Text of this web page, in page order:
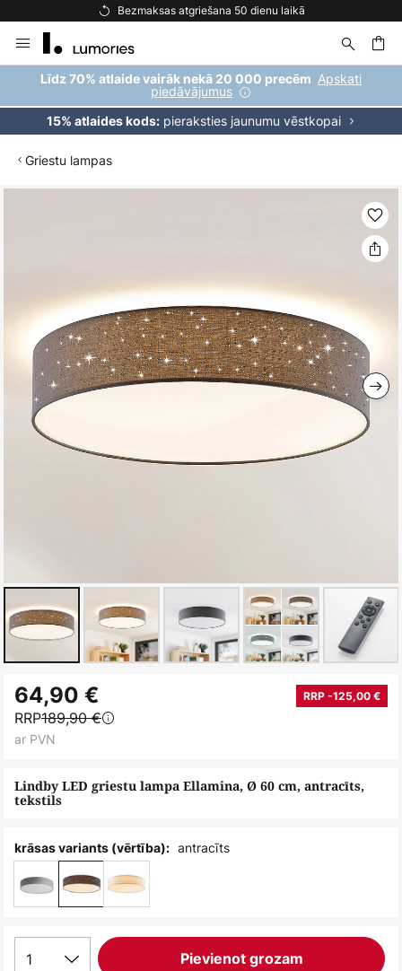
Bezmaksas atgriešana 50 dienu laikā
to
Content
Līdz 70% atlaide vairāk nekā 20 000 precēm Apskati
piedāvājumus
15% atlaides kods:pieraksties jaunumu vēstkopai
Griestu lampas
uz
galerijas
sākumu
Lindby LED griestu lampa Ellamina, Ø 60 cm, antracīts,
tekstils
64,90 € RRP -125,00 €
RRP189,90 €
ar PVN
krāsas variants (vērtība): antracīts
1 Pievienot grozam